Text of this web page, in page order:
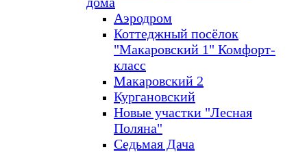
Аэродром
Коттеджный посёлок
"Макаровский 1" Комфорт-
класс
Макаровский 2
Кургановский
Новые участки "Лесная
Поляна"
Седьмая Дача